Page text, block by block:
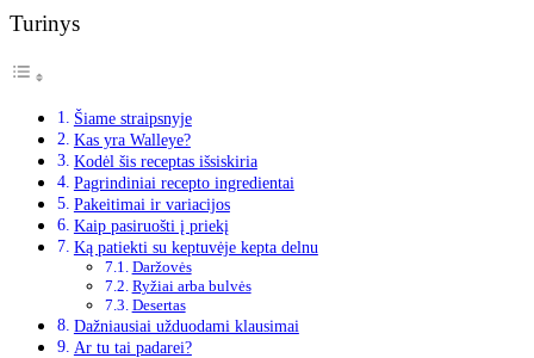
Turinys
Šiame straipsnyje
Kas yra Walleye?
Kodėl šis receptas išsiskiria
Pagrindiniai recepto ingredientai
Pakeitimai ir variacijos
Kaip pasiruošti į priekį
Ką patiekti su keptuvėje kepta delnu
Daržovės
Ryžiai arba bulvės
Desertas
Dažniausiai užduodami klausimai
Ar tu tai padarei?